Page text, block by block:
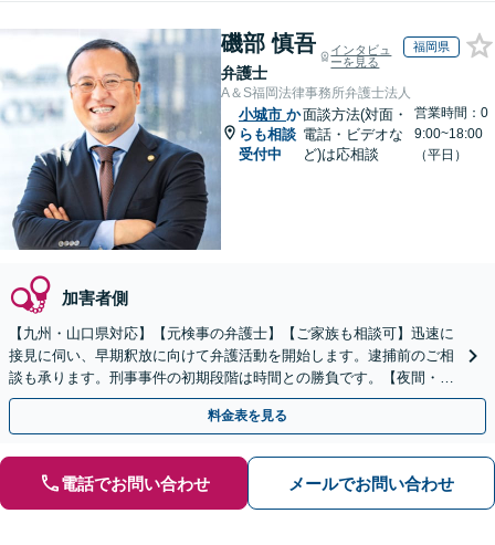
磯部 慎吾
弁護士
インタビュ
ーを見る
福岡県
A＆S福岡法律事務所弁護士法人
小城市 か
らも相談
受付中
面談方法(対面・
電話・ビデオな
ど)は応相談
営業時間：0
9:00~18:00
（平日）
加害者側
【九州・山口県対応】【元検事の弁護士】【ご家族も相談可】迅速に
接見に伺い、早期釈放に向けて弁護活動を開始します。逮捕前のご相
談も承ります。刑事事件の初期段階は時間との勝負です。【夜間・休
日対応】【完全個室】【天神駅3分】
料金表を見る
電話でお問い合わせ メールでお問い合わせ